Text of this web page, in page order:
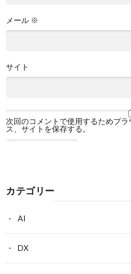
メール ※
サイト
次回のコメントで使用するためブ
ス、サイトを保存する。
カテゴリー
AI
DX